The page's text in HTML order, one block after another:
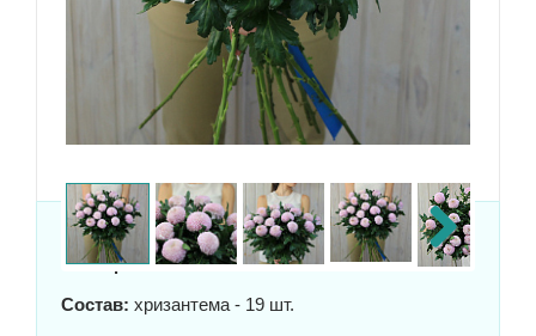
Next
Размер:70x50 см
Состав: хризантема - 19 шт.